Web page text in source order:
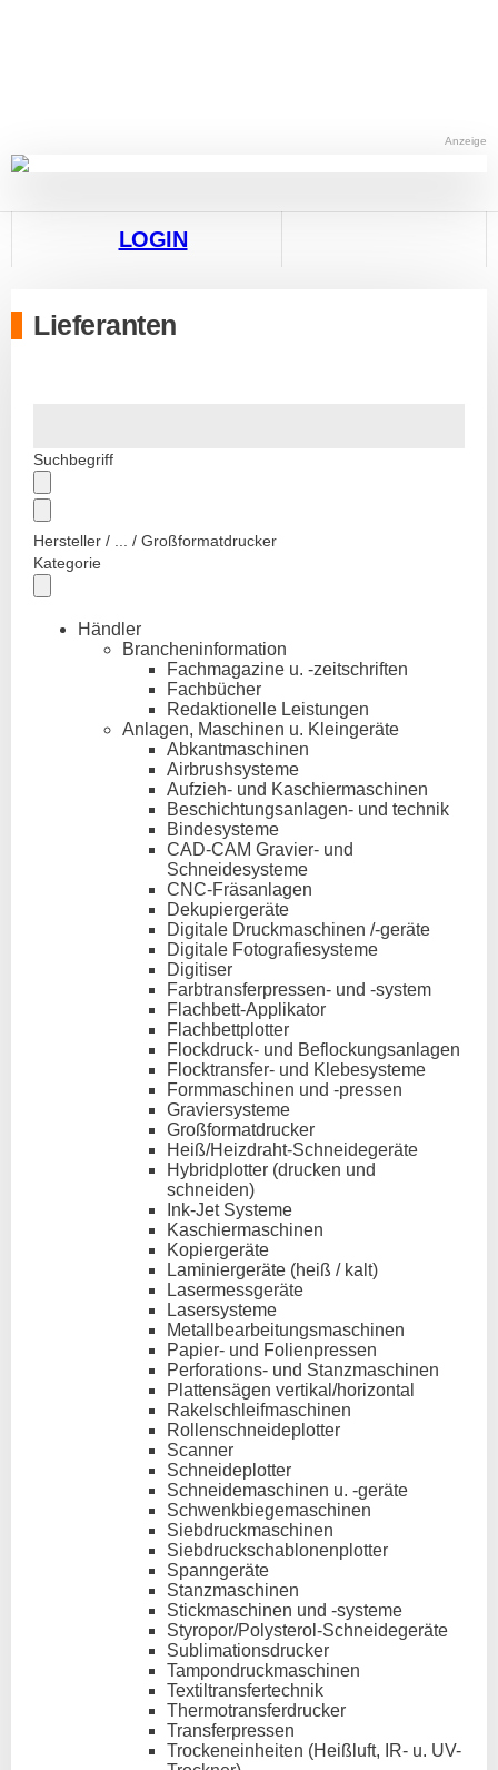
Anzeige
LOGIN
Lieferanten
Suchbegriff
Hersteller / ... / Großformatdrucker
Kategorie
Händler
Brancheninformation
Fachmagazine u. -zeitschriften
Fachbücher
Redaktionelle Leistungen
Anlagen, Maschinen u. Kleingeräte
Abkantmaschinen
Airbrushsysteme
Aufzieh- und Kaschiermaschinen
Beschichtungsanlagen- und technik
Bindesysteme
CAD-CAM Gravier- und
Schneidesysteme
CNC-Fräsanlagen
Dekupiergeräte
Digitale Druckmaschinen /-geräte
Digitale Fotografiesysteme
Digitiser
Farbtransferpressen- und -system
Flachbett-Applikator
Flachbettplotter
Flockdruck- und Beflockungsanlagen
Flocktransfer- und Klebesysteme
Formmaschinen und -pressen
Graviersysteme
Großformatdrucker
Heiß/Heizdraht-Schneidegeräte
Hybridplotter (drucken und
schneiden)
Ink-Jet Systeme
Kaschiermaschinen
Kopiergeräte
Laminiergeräte (heiß / kalt)
Lasermessgeräte
Lasersysteme
Metallbearbeitungsmaschinen
Papier- und Folienpressen
Perforations- und Stanzmaschinen
Plattensägen vertikal/horizontal
Rakelschleifmaschinen
Rollenschneideplotter
Scanner
Schneideplotter
Schneidemaschinen u. -geräte
Schwenkbiegemaschinen
Siebdruckmaschinen
Siebdruckschablonenplotter
Spanngeräte
Stanzmaschinen
Stickmaschinen und -systeme
Styropor/Polysterol-Schneidegeräte
Sublimationsdrucker
Tampondruckmaschinen
Textiltransfertechnik
Thermotransferdrucker
Transferpressen
Trockeneinheiten (Heißluft, IR- u. UV-